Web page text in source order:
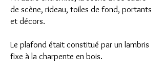
de scène, rideau, toiles de fond, portants
et décors.
Le plafond était constitué par un lambris
fixe à la charpente en bois.